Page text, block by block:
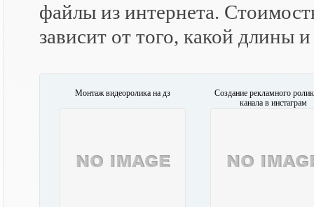
файлы из интернета.
зависит от того, какой длины
Монтаж видеоролика на дз
Создание рекламного
канала в инстаграм